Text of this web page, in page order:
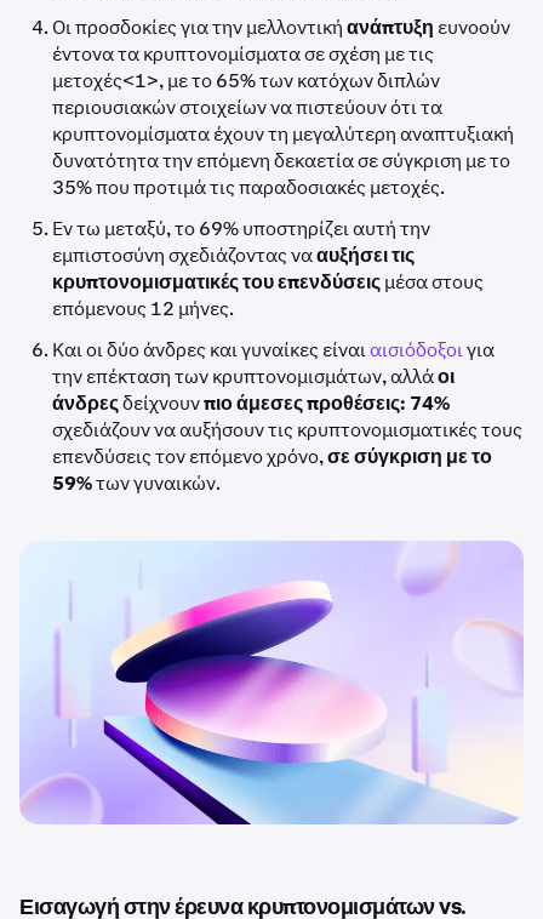
Οι προσδοκίες για την μελλοντικήανάπτυξη ευνοούν
έντονα τα κρυπτονομίσματα σε σχέση με τις
μετοχές<1>, με το 65% των κατόχων διπλών
περιουσιακών στοιχείων να πιστεύουν ότι τα
κρυπτονομίσματα έχουν τη μεγαλύτερη αναπτυξιακή
δυνατότητα την επόμενη δεκαετία σε σύγκριση με το
35% που προτιμά τις παραδοσιακές μετοχές.
Εν τω μεταξύ, το 69% υποστηρίζει αυτή την
εμπιστοσύνη σχεδιάζοντας νααυξήσει τις
κρυπτονομισματικές του επενδύσειςμέσα στους
επόμενους 12 μήνες.
Και οι δύο άνδρες και γυναίκες είναιαισιόδοξοιγια
την επέκταση των κρυπτονομισμάτων, αλλάοι
άνδρεςδείχνουνπιο άμεσες προθέσεις: 74%
σχεδιάζουν να αυξήσουν τις κρυπτονομισματικές τους
επενδύσεις τον επόμενο χρόνο,σε σύγκριση με το
59%των γυναικών.
Εισαγωγή στην έρευνα κρυπτονομισμάτων vs.